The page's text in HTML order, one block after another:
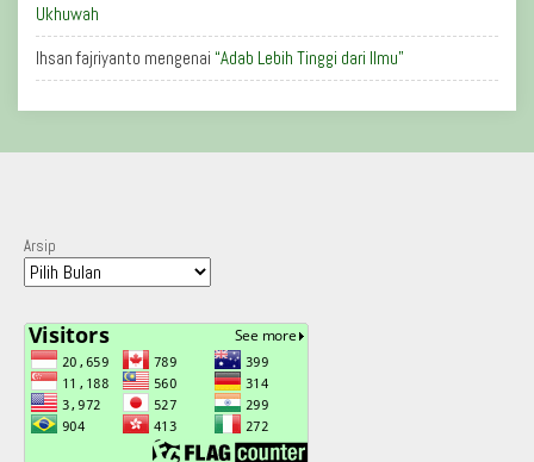
Ukhuwah
Ihsan fajriyanto mengenai “Adab Lebih Tinggi dari Ilmu”
Arsip